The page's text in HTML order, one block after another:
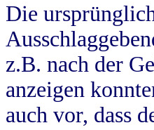
Die
z.B. nach der
anzeigen
auch vor, dass